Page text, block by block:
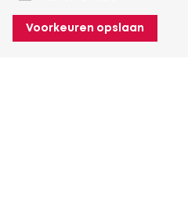
Voorkeuren opslaan